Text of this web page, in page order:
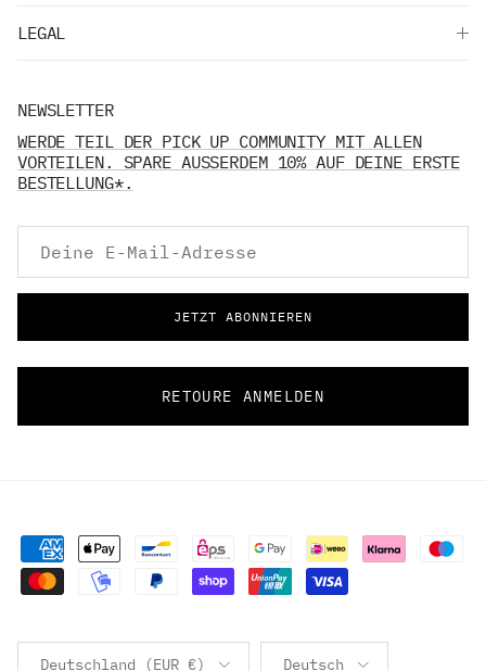
LEGAL
NEWSLETTER
WERDE TEIL DER PICK UP COMMUNITY MIT ALLEN
VORTEILEN. SPARE AUSSERDEM 10% AUF DEINE ERSTE
BESTELLUNG*.
JETZT ABONNIEREN
RETOURE ANMELDEN
Land/Region
Deutschland (EUR €)
Sprache
Deutsch